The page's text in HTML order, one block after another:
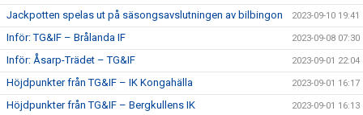
Jackpotten spelas ut på säsongsavslutningen av bilbingon 2023-09-10 19:41
Inför: TG&IF – Brålanda IF 2023-09-08 07:30
Inför: Åsarp-Trädet – TG&IF 2023-09-01 22:04
Höjdpunkter från TG&IF – IK Kongahälla 2023-09-01 16:17
Höjdpunkter från TG&IF – Bergkullens IK 2023-09-01 16:13